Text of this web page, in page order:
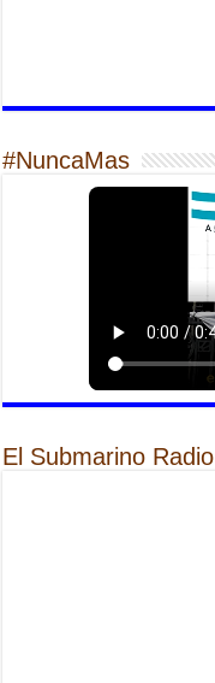
#NuncaMas
El Submarino Radio